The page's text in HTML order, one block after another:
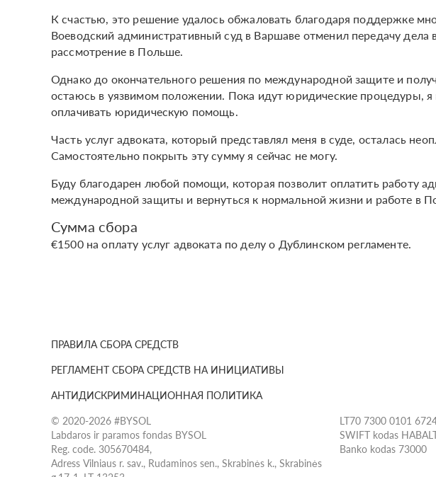
К счастью, это решение удалось обжаловать благодаря поддержке
Воеводский административный суд в Варшаве отменил передачу дела
рассмотрение в Польше.
Однако до окончательного решения по международной защите и
остаюсь в уязвимом положении. Пока идут юридические процедуры, я
оплачивать юридическую помощь.
Часть услуг адвоката, который представлял меня в суде, осталась
Самостоятельно покрыть эту сумму я сейчас не могу.
Буду благодарен любой помощи, которая позволит оплатить работу
международной защиты и вернуться к нормальной жизни и работе в
Сумма сбора
€1500 на оплату услуг адвоката по делу о Дублинском регламенте.
ПРАВИЛА СБОРА СРЕДСТВ
РЕГЛАМЕНТ СБОРА СРЕДСТВ НА ИНИЦИАТИВЫ
АНТИДИСКРИМИНАЦИОННАЯ ПОЛИТИКА
© 2020-2026 #BYSOL
Labdaros ir paramos fondas BYSOL
Reg. code. 305670484,
Adress Vilniaus r. sav., Rudaminos sen., Skrabinės k., Skrabinės
LT70 7300 0101
SWIFT kodas
Banko kodas 73000